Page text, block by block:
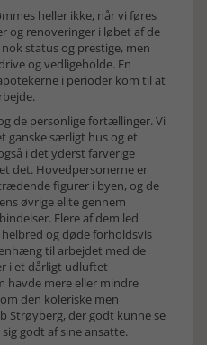
heller ikke, når vi føres
og renoveringer i løbet af de
status og prestige, men
og vedligeholde. En
i perioder kom til at
de personlige fortællinger. Vi
ganske særligt hus og et
i det yderst farverige
det. Hovedpersonerne er
figurer i byen, og de
øvrige elite gennem
Flere af dem led
og døde forholdsvis
til arbejdet med de
i et dårligt udluftet
havde mere eller mindre
den koleriske men
Strøyberg, der godt kunne se
godt af sine ansatte.